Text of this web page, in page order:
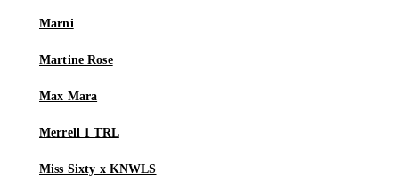
Marni
Martine Rose
Max Mara
Merrell 1 TRL
Miss Sixty x KNWLS